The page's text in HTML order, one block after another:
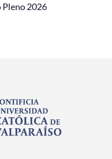
2026